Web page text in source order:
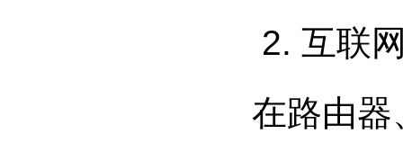
2. 互联
在路由器